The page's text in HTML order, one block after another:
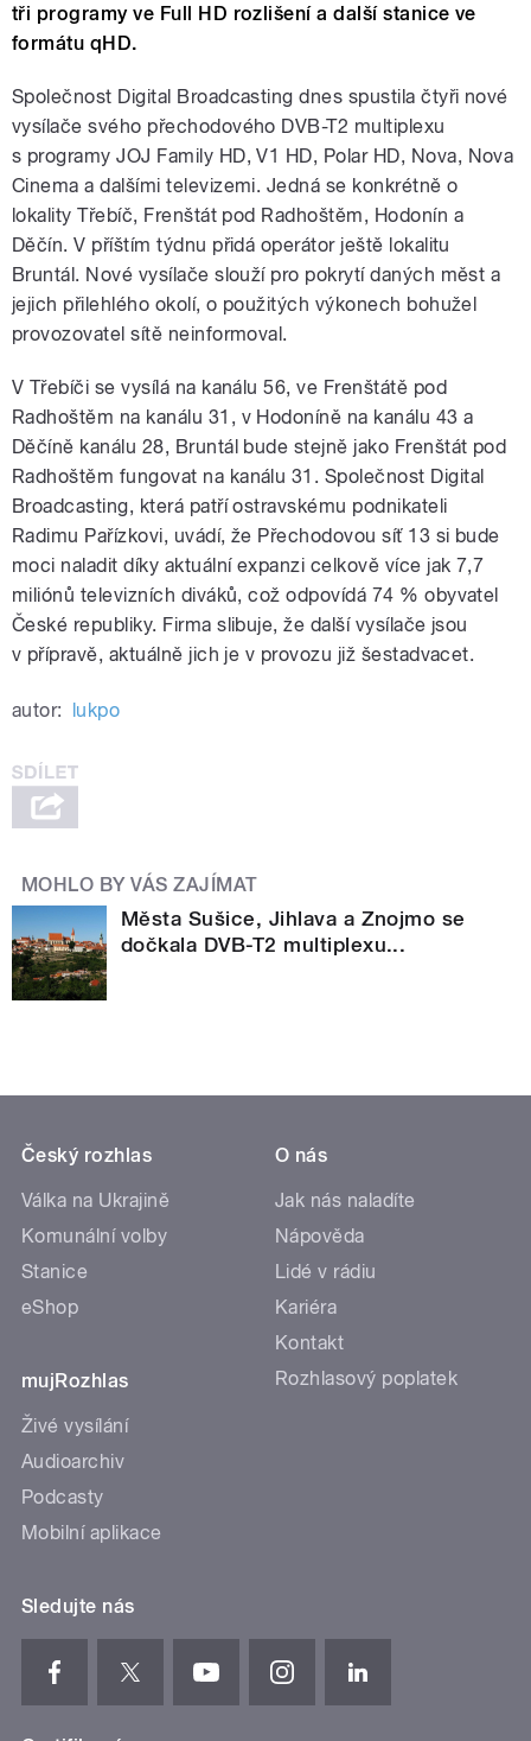
tři programy ve Full HD rozlišení a další stanice ve
formátu qHD.
Společnost Digital Broadcasting dnes spustila čtyři nové
vysílače svého přechodového DVB-T2 multiplexu
s programy JOJ Family HD, V1 HD, Polar HD, Nova, Nova
Cinema a dalšími televizemi. Jedná se konkrétně o
lokality Třebíč, Frenštát pod Radhoštěm, Hodonín a
Děčín. V příštím týdnu přidá operátor ještě lokalitu
Bruntál. Nové vysílače slouží pro pokrytí daných měst a
jejich přilehlého okolí, o použitých výkonech bohužel
provozovatel sítě neinformoval.
V Třebíči se vysílá na kanálu 56, ve Frenštátě pod
Radhoštěm na kanálu 31, v Hodoníně na kanálu 43 a
Děčíně kanálu 28, Bruntál bude stejně jako Frenštát pod
Radhoštěm fungovat na kanálu 31. Společnost Digital
Broadcasting, která patří ostravskému podnikateli
Radimu Pařízkovi, uvádí, že Přechodovou síť 13 si bude
moci naladit díky aktuální expanzi celkově více jak 7,7
miliónů televizních diváků, což odpovídá 74 % obyvatel
České republiky. Firma slibuje, že další vysílače jsou
v přípravě, aktuálně jich je v provozu již šestadvacet.
autor: lukpo
MOHLO BY VÁS ZAJÍMAT
Města Sušice, Jihlava a Znojmo se
dočkala DVB-T2 multiplexu...
Český rozhlas
Válka na Ukrajině
Komunální volby
Stanice
eShop
mujRozhlas
Živé vysílání
Audioarchiv
Podcasty
Mobilní aplikace
O nás
Jak nás naladíte
Nápověda
Lidé v rádiu
Kariéra
Kontakt
Rozhlasový poplatek
Sledujte nás